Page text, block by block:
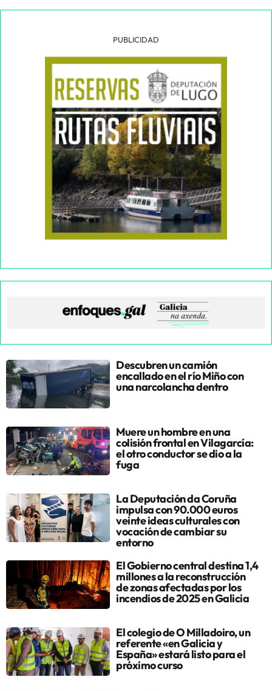
PUBLICIDAD
Descubren un camión
encallado en el río Miño con
una narcolancha dentro
Muere un hombre en una
colisión frontal en Vilagarcía:
el otro conductor se dio a la
fuga
La Deputación da Coruña
impulsa con 90.000 euros
veinte ideas culturales con
vocación de cambiar su
entorno
El Gobierno central destina 1,4
millones a la reconstrucción
de zonas afectadas por los
incendios de 2025 en Galicia
El colegio de O Milladoiro, un
referente «en Galicia y
España» estará listo para el
próximo curso